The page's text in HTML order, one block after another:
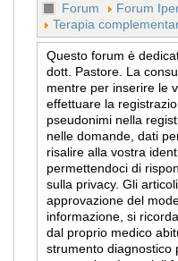
Forum Forum
Terapia
Questo forum è
dott. Pastore. La
mentre per inserire le
effettuare la
pseudonimi nella
nelle domande, dati
risalire alla vostra
permettendoci di
sulla privacy. Gli
approvazione del
informazione, si
dal proprio medico
strumento diagnostico